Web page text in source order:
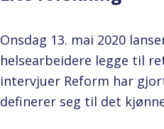
Onsdag 13. mai 2020
helsearbeidere legge til
intervjuer Reform har
definerer seg til det